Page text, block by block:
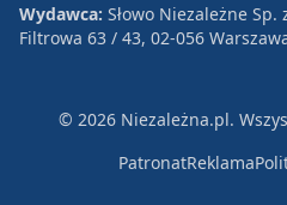
Wydawca: Słowo Niezależne Sp.
Filtrowa 63 / 43, 02-056
© 2026 Niezależna.pl.
PatronatReklama